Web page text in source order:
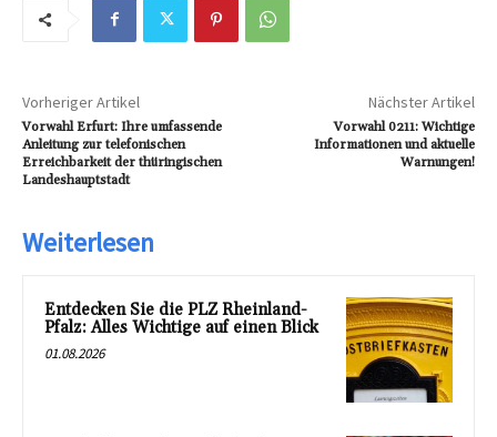
Vorheriger Artikel
Vorwahl Erfurt: Ihre umfassende
Anleitung zur telefonischen
Erreichbarkeit der thüringischen
Landeshauptstadt
Nächster Artikel
Vorwahl 0211: Wichtige
Informationen und aktuelle
Warnungen!
Weiterlesen
Entdecken Sie die PLZ Rheinland-
Pfalz: Alles Wichtige auf einen Blick
01.08.2026